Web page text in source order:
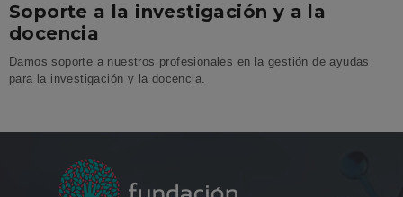
Soporte a la investigación y a la
docencia
Damos soporte a nuestros profesionales en la gestión de ayudas
para la investigación y la docencia.